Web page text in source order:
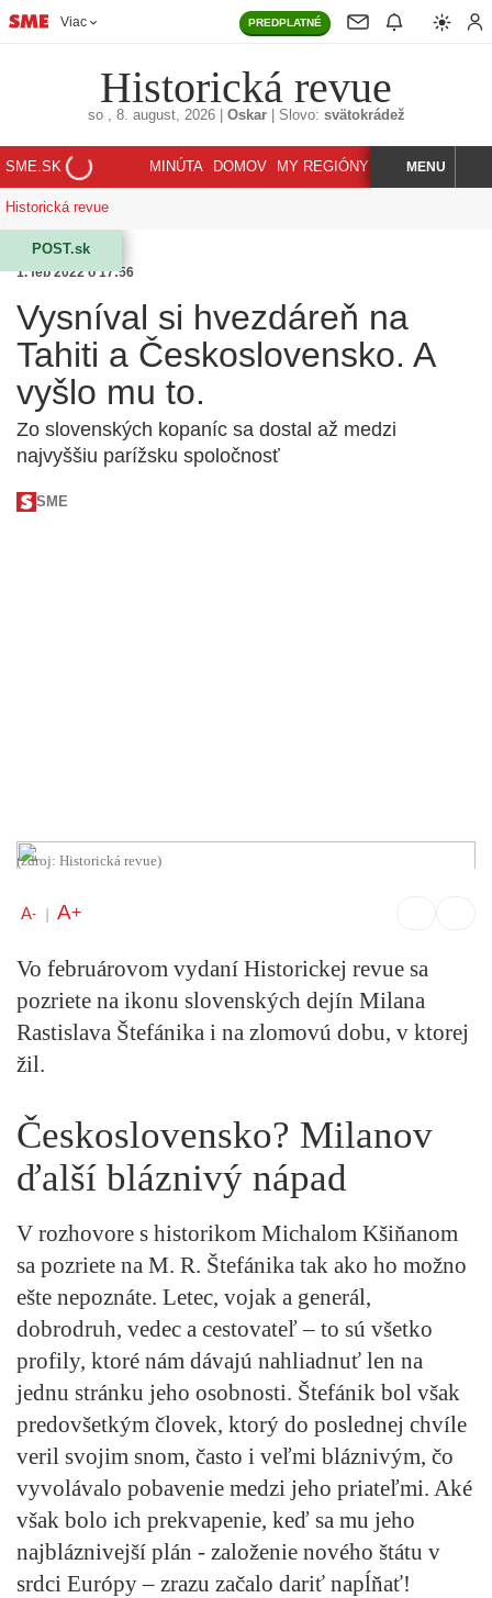
Viac PREDPLATNÉ
Historická revue
so, 8. august, 2026| Oskar| Slovo: svätokrádež
SME.SK MINÚTA DOMOV MY REGIÓNY KORZÁR
HĽADAJMENU
Historická revue
POST.sk
1. feb 2022 o 17:56
Vysníval si hvezdáreň na
Tahiti a Československo. A
vyšlo mu to.
Zo slovenských kopaníc sa dostal až medzi
najvyššiu parížsku spoločnosť
SME
(zdroj: Historická revue)
A- | A+
Vo februárovom vydaní Historickej revue sa
pozriete na ikonu slovenských dejín Milana
Rastislava Štefánika i na zlomovú dobu, v ktorej
žil.
Československo? Milanov
ďalší bláznivý nápad
V rozhovore s historikom Michalom Kšiňanom
sa pozriete na M. R. Štefánika tak ako ho možno
ešte nepoznáte. Letec, vojak a generál,
dobrodruh, vedec a cestovateľ – to sú všetko
profily, ktoré nám dávajú nahliadnuť len na
jednu stránku jeho osobnosti. Štefánik bol však
predovšetkým človek, ktorý do poslednej chvíle
veril svojim snom, často i veľmi bláznivým, čo
vyvolávalo pobavenie medzi jeho priateľmi. Aké
však bolo ich prekvapenie, keď sa mu jeho
najbláznivejší plán - založenie nového štátu v
srdci Európy – zrazu začalo dariť napĺňať!